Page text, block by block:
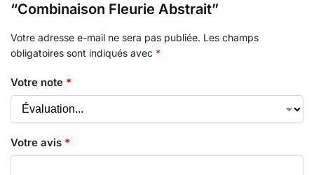
“Combinaison Fleurie Abstrait”
Votre adresse e-mail ne sera pas publiée. Les champs
obligatoires sont indiqués avec *
Votre note *
Votre avis *